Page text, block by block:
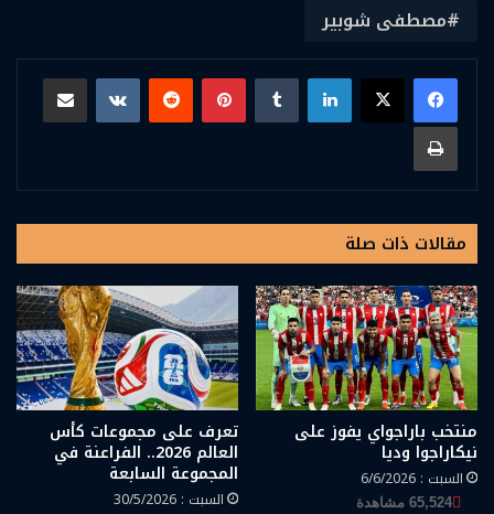
مصطفى شوبير
لينكدإن بينتيريست
مشاركة عبر البريد
طباعة
مقالات ذات صلة
منتخب باراجواي يفوز على
نيكاراجوا وديا
السبت : 6/6/2026
65,524 مشاهدة
تعرف على مجموعات كأس
العالم 2026.. الفراعنة في
المجموعة السابعة
السبت : 30/5/2026